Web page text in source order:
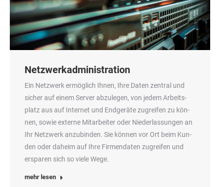
Netzwerkadministration
Ein Netz­werk ermög­lich Ihnen, Ihre Daten zen­tral und
sicher auf einem Ser­ver abzu­le­gen, von jedem Arbeits­
platz aus auf Inter­net und End­ge­rä­te zugrei­fen zu kön­
nen, sowie exter­ne Mit­ar­bei­ter oder Nie­der­las­sun­gen an
Ihr Netz­werk anzu­bin­den. Sie kön­nen vor Ort beim Kun­
den oder daheim auf Ihre Fir­men­da­ten zugrei­fen und
erspa­ren sich so vie­le Wege.
mehr lesen